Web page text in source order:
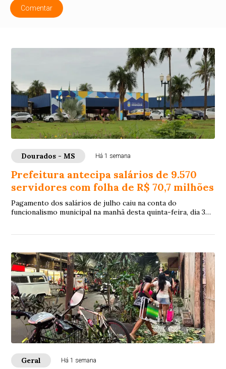
Comentar
Dourados - MS Há 1 semana
Prefeitura antecipa salários de 9.570
servidores com folha de R$ 70,7 milhões
Pagamento dos salários de julho caiu na conta do
funcionalismo municipal na manhã desta quinta-feira, dia 30
Geral Há 1 semana